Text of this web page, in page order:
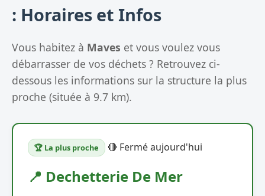
: Horaires et Infos
Vous habitez à Maves et vous voulez vous
débarrasser de vos déchets ? Retrouvez ci-
dessous les informations sur la structure la plus
proche (située à 9.7 km).
🏆 La plus proche 🔴 Fermé aujourd'hui
📍 Dechetterie De Mer